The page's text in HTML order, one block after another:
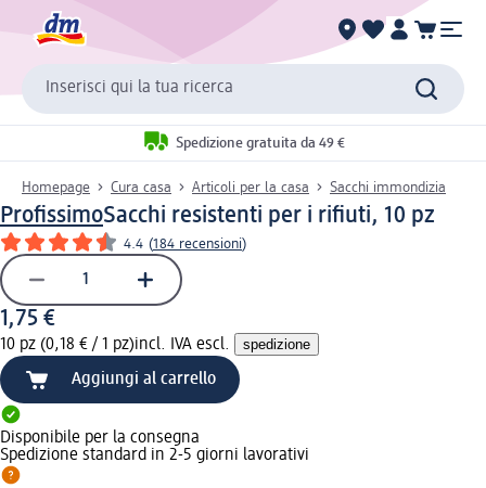
Inserisci qui la tua ricerca
Spedizione gratuita da 49 €
Homepage Cura casa Articoli per la casa Sacchi immondizia
ProfissimoSacchi resistenti per i rifiuti, 10 pz
4.4 (184 recensioni)
1,75 €
10 pz (0,18 € / 1 pz)incl. IVA escl. spedizione
Aggiungi al carrello
Disponibile per la consegna
Spedizione standard in 2-5 giorni lavorativi